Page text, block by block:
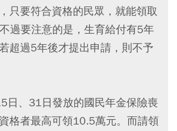
只要符合資格的民眾，就能領取
過要注意的是，生育給付有5年
超過5年後才提出申請，則不予
日、31日發放的國民年金保險喪
格者最高可領10.5萬元。而請領